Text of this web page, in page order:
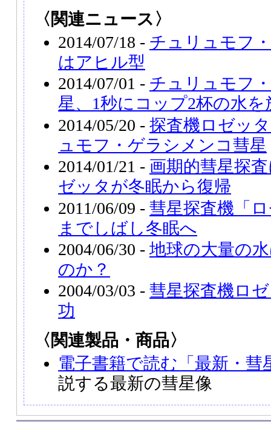
〈関連ニュース〉
2014/07/18 - チュリュモフ
はアヒル型
2014/07/01 - チュリュモフ
星、1秒にコップ2杯の水を
2014/05/20 - 探査機ロゼッ
ュモフ・ゲラシメンコ彗星
2014/01/21 - 画期的彗星探
ゼッタが冬眠から復帰
2011/06/09 - 彗星探査機「
までしばし冬眠へ
2004/06/30 - 地球の大量の
のか？
2004/03/03 - 彗星探査機ロ
功
〈関連製品・商品〉
電子書籍で読む「最新・彗
説する最新の彗星像